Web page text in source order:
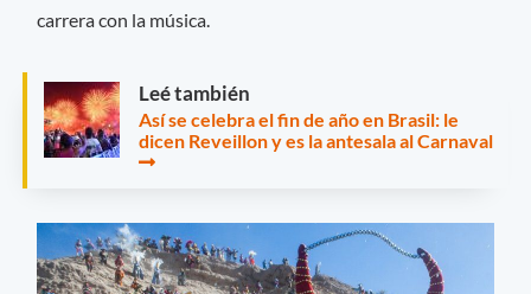
carrera con la música.
Leé también
Así se celebra el fin de año en Brasil: le
dicen Reveillon y es la antesala al Carnaval